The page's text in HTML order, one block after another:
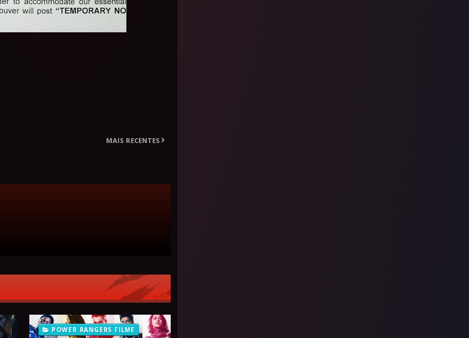
MAIS RECENTES
POWER RANGERS FILME